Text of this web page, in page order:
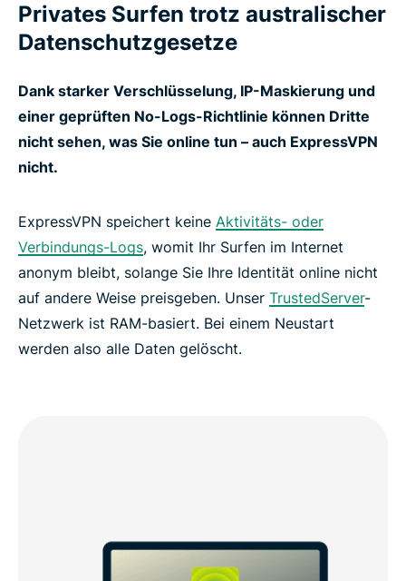
Privates Surfen trotz australischer
Datenschutzgesetze
Dank starker Verschlüsselung, IP-Maskierung und
einer geprüften No-Logs-Richtlinie können Dritte
nicht sehen, was Sie online tun – auch ExpressVPN
nicht.
ExpressVPN speichert keine Aktivitäts- oder
Verbindungs-Logs, womit Ihr Surfen im Internet
anonym bleibt, solange Sie Ihre Identität online nicht
auf andere Weise preisgeben. Unser TrustedServer-
Netzwerk ist RAM-basiert. Bei einem Neustart
werden also alle Daten gelöscht.